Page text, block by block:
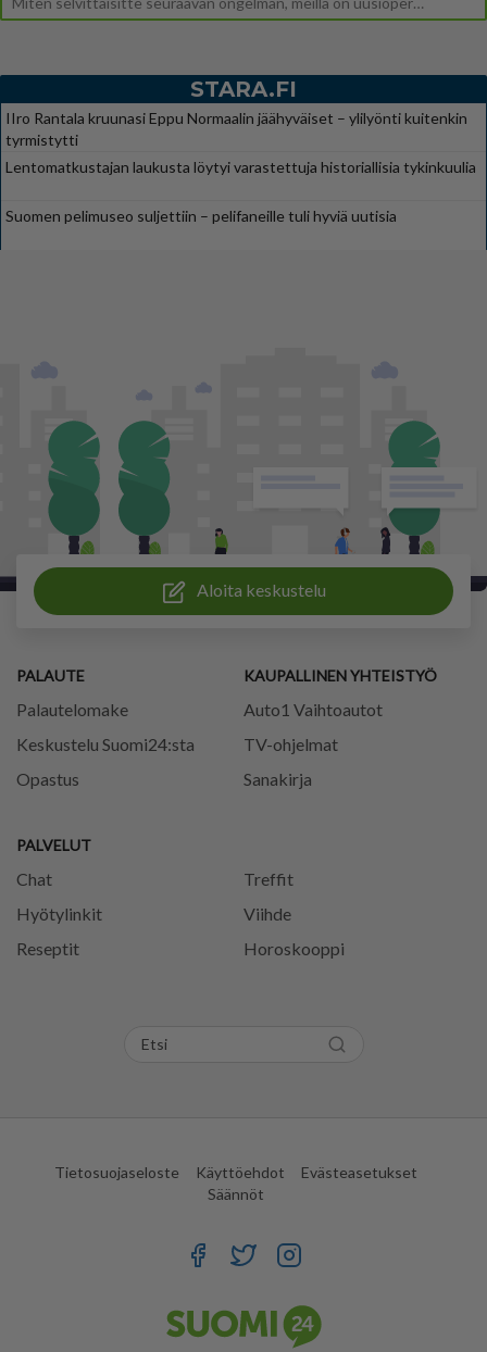
STARA.FI
IIro Rantala kruunasi Eppu Normaalin jäähyväiset – ylilyönti kuitenkin
tyrmistytti
Lentomatkustajan laukusta löytyi varastettuja historiallisia tykinkuulia
Suomen pelimuseo suljettiin – pelifaneille tuli hyviä uutisia
Aloita keskustelu
PALAUTE
Palautelomake
Keskustelu Suomi24:sta
Opastus
PALVELUT
Chat
Treffit
Hyötylinkit
Viihde
Reseptit
Horoskooppi
KAUPALLINEN YHTEISTYÖ
Auto1 Vaihtoautot
TV-ohjelmat
Sanakirja
Tietosuojaseloste Käyttöehdot
Evästeasetukset
Säännöt